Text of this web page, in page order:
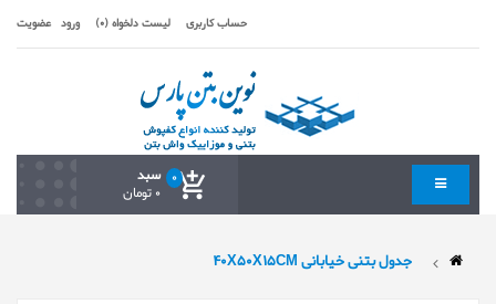
حساب کاربری لیست دلخواه (0) ورود عضویت
سبد 0
0 تومان
جدول بتنی خیابانی 40X50X15CM